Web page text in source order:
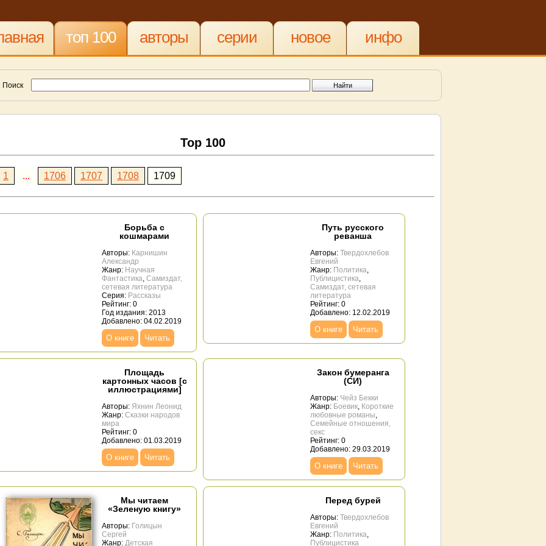
топ 100 авторы серии новое инфо
Поиск
Top 100
1 ... 1706 1707 1708 1709
Борьба с
кошмарами
Авторы: Карнишин
Александр
Жанр: Научная
Фантастика, Самиздат,
сетевая литература
Серия: Рассказы
Рейтинг: 0
Год издания: 2013
Добавлено: 04.02.2019
О книге Читать
Путь русского
реванша
Авторы: Твердохлебов
Евгений
Жанр: Политика,
Публицистика,
Самиздат, сетевая
литература
Рейтинг: 0
Добавлено: 12.02.2019
О книге Читать
Площадь
картонных часов [с
иллюстрациями]
Авторы: Яхнин Леонид
Жанр: Сказки народов
мира
Рейтинг: 0
Добавлено: 01.03.2019
О книге Читать
Закон бумеранга
(СИ)
Авторы: Чейз Бекки
Жанр: Боевик, Короткие
любовные романы,
Семейные отношения,
секс
Рейтинг: 0
Добавлено: 29.03.2019
О книге Читать
Мы читаем
«Зеленую книгу»
Авторы: Голицын
Сергей
Жанр: Детская
Перед бурей
Авторы: Твердохлебов
Евгений
Жанр: Политика,
Публицистика